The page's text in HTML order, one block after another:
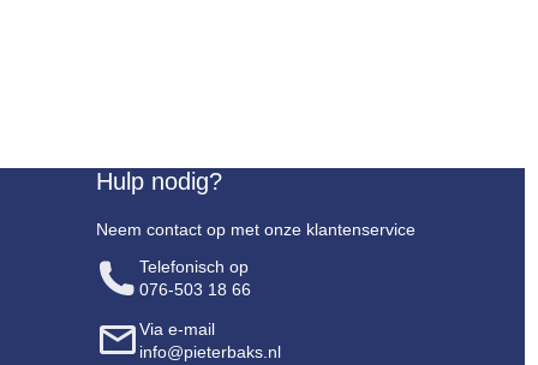
Hulp nodig?
Neem contact op met onze klantenservice
Telefonisch op
076-503 18 66
Via e-mail
info@pieterbaks.nl